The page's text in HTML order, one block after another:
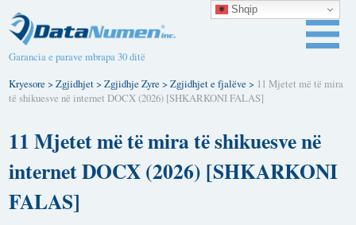
Garancia e parave mbrapa 30 ditë
Kryesore >Zgjidhjet>Zgjidhje Zyre >Zgjidhjet e fjalëve > 11 Mjetet më të mira
të shikuesve në internet DOCX (2026) [SHKARKONI FALAS]
11 Mjetet më të mira të shikuesve në
internet DOCX (2026) [SHKARKONI
FALAS]
Shqip